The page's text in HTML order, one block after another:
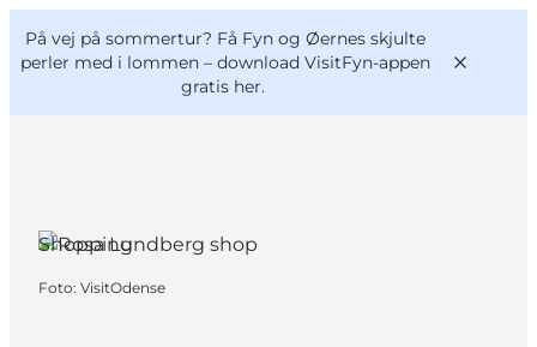
På vej på sommertur? Få Fyn og Øernes skjulte
perler med i lommen – download VisitFyn-appen
gratis her.
Oplevelser
Outdoor
VisitFyn
Deutsch
Shopping
Foto: VisitOdense